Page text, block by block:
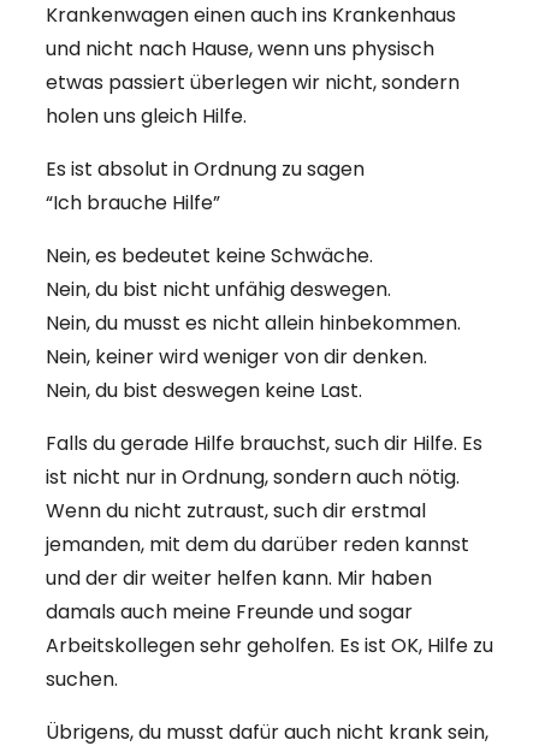
Krankenwagen einen auch ins Krankenhaus
und nicht nach Hause, wenn uns physisch
etwas passiert überlegen wir nicht, sondern
holen uns gleich Hilfe.
Es ist absolut in Ordnung zu sagen
“Ich brauche Hilfe”
Nein, es bedeutet keine Schwäche.
Nein, du bist nicht unfähig deswegen.
Nein, du musst es nicht allein hinbekommen.
Nein, keiner wird weniger von dir denken.
Nein, du bist deswegen keine Last.
Falls du gerade Hilfe brauchst, such dir Hilfe. Es
ist nicht nur in Ordnung, sondern auch nötig.
Wenn du nicht zutraust, such dir erstmal
jemanden, mit dem du darüber reden kannst
und der dir weiter helfen kann. Mir haben
damals auch meine Freunde und sogar
Arbeitskollegen sehr geholfen. Es ist OK, Hilfe zu
suchen.
Übrigens, du musst dafür auch nicht krank sein,